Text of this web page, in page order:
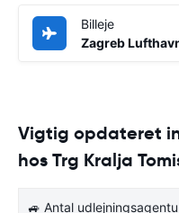
Billeje
Zagreb
Vigtig opdateret
hos Trg Kralja
🚙 Antal